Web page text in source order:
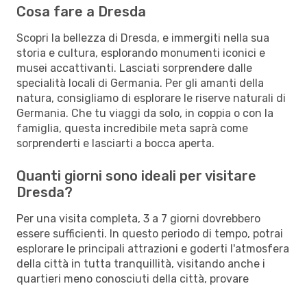
Cosa fare a Dresda
Scopri la bellezza di Dresda, e immergiti nella sua
storia e cultura, esplorando monumenti iconici e
musei accattivanti. Lasciati sorprendere dalle
specialità locali di Germania. Per gli amanti della
natura, consigliamo di esplorare le riserve naturali di
Germania. Che tu viaggi da solo, in coppia o con la
famiglia, questa incredibile meta saprà come
sorprenderti e lasciarti a bocca aperta.
Quanti giorni sono ideali per visitare
Dresda?
Per una visita completa, 3 a 7 giorni dovrebbero
essere sufficienti. In questo periodo di tempo, potrai
esplorare le principali attrazioni e goderti l'atmosfera
della città in tutta tranquillità, visitando anche i
quartieri meno conosciuti della città, provare